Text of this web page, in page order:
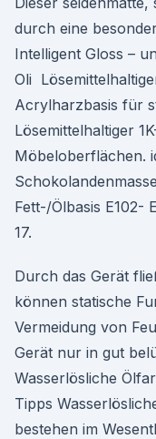
durch eine
Intelligent Gloss –
Oli
Acrylharzbasis für
Lösemittelhaltiger
Möbeloberflächen.
Fett-/Ölbasis E102-
17.
Durch das Gerät
können statische
Vermeidung von
Gerät nur in gut
Wasserlösliche
Tipps
bestehen im